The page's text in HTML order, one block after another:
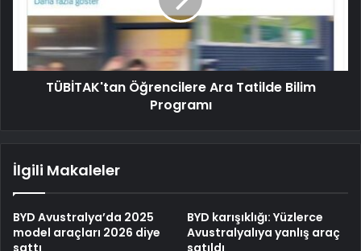
TÜBİTAK'tan Öğrencilere Ara Tatilde Bilim
Programı
İlgili Makaleler
BYD Avustralya’da 2025
model araçları 2026 diye
sattı
BYD karışıklığı: Yüzlerce
Avustralyalıya yanlış araç
satıldı